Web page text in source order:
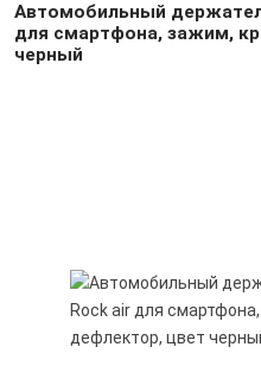
Автомобильный
для смартфона, зажим,
черный